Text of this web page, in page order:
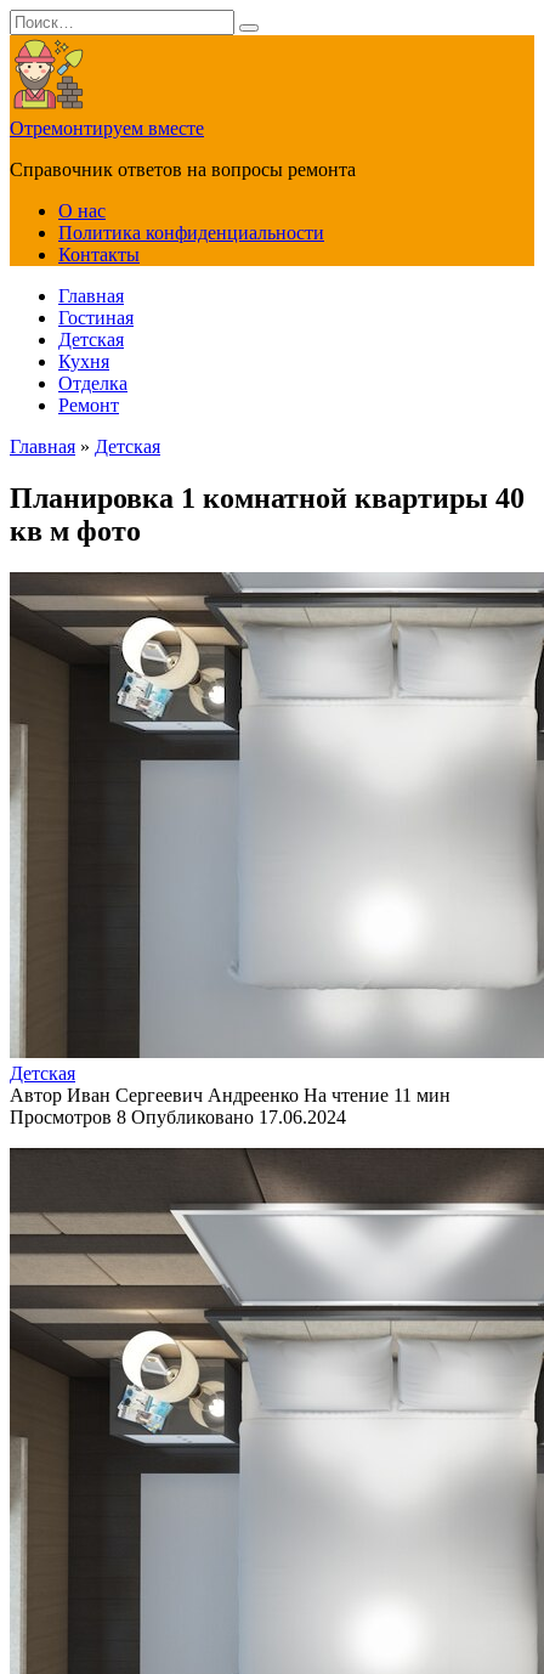
Перейти
к
содержанию
Search
for:
Отремонтируем вместе
Справочник ответов на вопросы ремонта
О нас
Политика конфиденциальности
Контакты
Главная
Гостиная
Детская
Кухня
Отделка
Ремонт
Главная » Детская
Планировка 1 комнатной квартиры 40
кв м фото
Детская
Автор Иван Сергеевич Андреенко На чтение 11 мин
Просмотров 8 Опубликовано 17.06.2024